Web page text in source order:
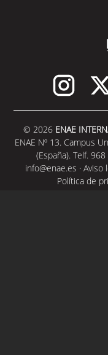
© 2026 ENAE
ENAE Nº 13. Campus
(España). Telf.
info@enae.es · Aviso
Política de